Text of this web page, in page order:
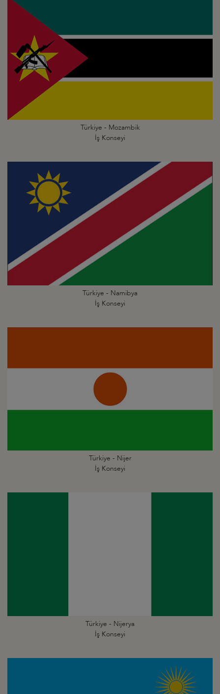
Türkiye - Mozambik
İş Konseyi
Türkiye - Namibya
İş Konseyi
Türkiye - Nijer
İş Konseyi
Türkiye - Nijerya
İş Konseyi